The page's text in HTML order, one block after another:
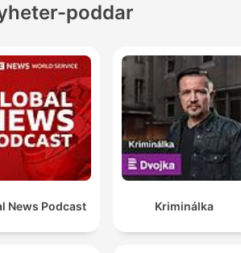
poddar
News Podcast Kriminálka